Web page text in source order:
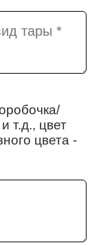
т.д., цвет
цвета -